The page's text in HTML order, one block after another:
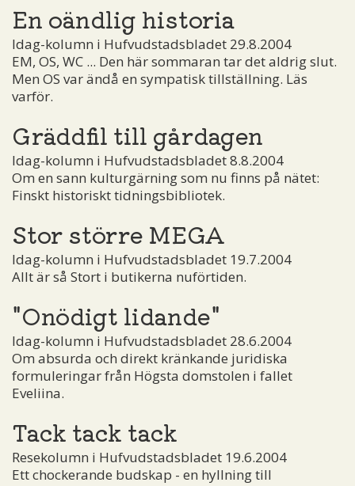
En oändlig historia
Idag-kolumn i Hufvudstadsbladet 29.8.2004
EM, OS, WC ... Den här sommaran tar det aldrig slut.
Men OS var ändå en sympatisk tillställning. Läs
varför.
Gräddfil till gårdagen
Idag-kolumn i Hufvudstadsbladet 8.8.2004
Om en sann kulturgärning som nu finns på nätet:
Finskt historiskt tidningsbibliotek.
Stor större MEGA
Idag-kolumn i Hufvudstadsbladet 19.7.2004
Allt är så Stort i butikerna nuförtiden.
"Onödigt lidande"
Idag-kolumn i Hufvudstadsbladet 28.6.2004
Om absurda och direkt kränkande juridiska
formuleringar från Högsta domstolen i fallet
Eveliina.
Tack tack tack
Resekolumn i Hufvudstadsbladet 19.6.2004
Ett chockerande budskap - en hyllning till